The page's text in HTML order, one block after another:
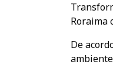
Roraima
De